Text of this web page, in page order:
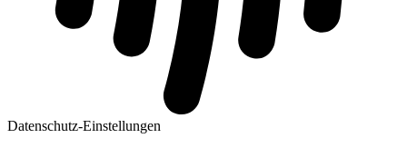
Datenschutz-Einstellungen